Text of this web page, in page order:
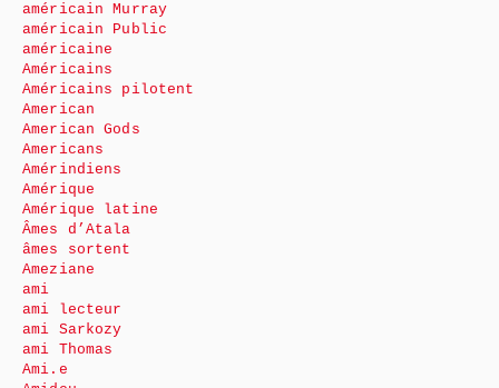
américain Murray
américain Public
américaine
Américains
Américains pilotent
American
American Gods
Americans
Amérindiens
Amérique
Amérique latine
Âmes d’Atala
âmes sortent
Ameziane
ami
ami lecteur
ami Sarkozy
ami Thomas
Ami.e